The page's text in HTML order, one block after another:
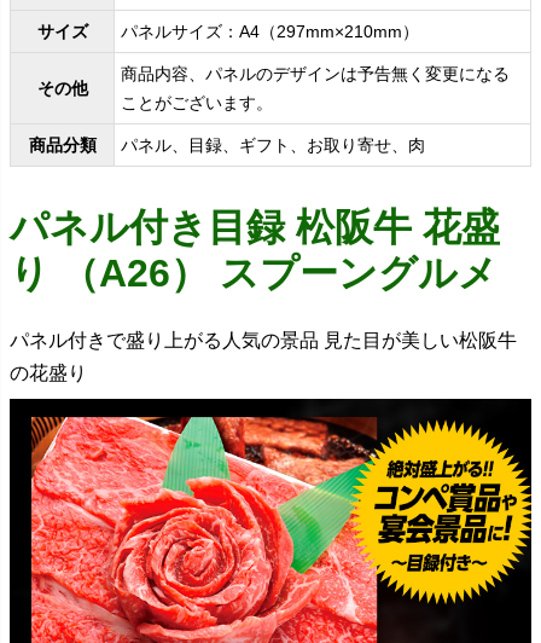
サイズ パネルサイズ：A4（297mm×210mm）
その他
商品内容、パネルのデザインは予告無く変更になる
ことがございます。
商品分類 パネル、目録、ギフト、お取り寄せ、肉
パネル付き目録 松阪牛 花盛
り （A26） スプーングルメ
パネル付きで盛り上がる人気の景品 見た目が美しい松阪牛
の花盛り